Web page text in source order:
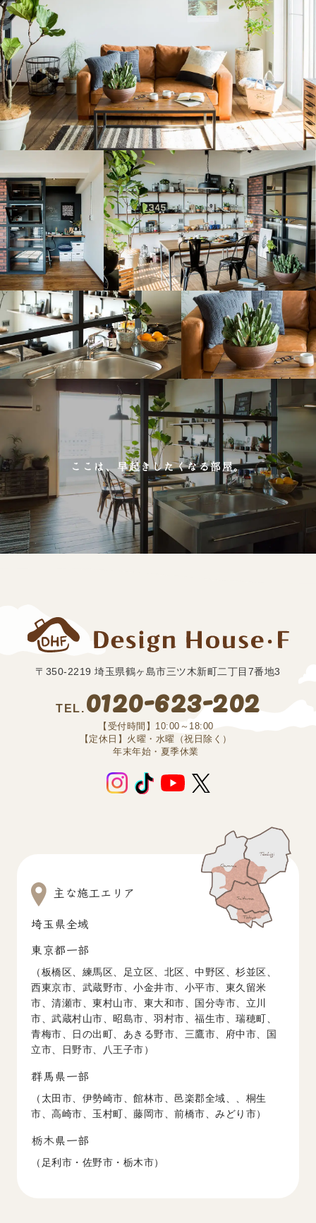
ここは、早起きしたくなる部屋。
〒350-2219 埼玉県鶴ヶ島市三ツ木新町二丁目7番地3
TEL. 0120-623-202
【受付時間】10:00～18:00
【定休日】火曜・水曜（祝日除く）
年末年始・夏季休業
主な施工エリア
埼玉県全域
東京都一部
（板橋区、練馬区、足立区、北区、中野区、杉並区、
西東京市、武蔵野市、小金井市、小平市、東久留米
市、清瀬市、東村山市、東大和市、国分寺市、立川
市、武蔵村山市、昭島市、羽村市、福生市、瑞穂町、
青梅市、日の出町、あきる野市、三鷹市、府中市、国
立市、日野市、八王子市）
群馬県一部
（太田市、伊勢崎市、館林市、邑楽郡全域、、桐生
市、高崎市、玉村町、藤岡市、前橋市、みどり市）
栃木県一部
（足利市・佐野市・栃木市）